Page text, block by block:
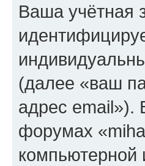
Ваша учётная
(далее «ваш
адрес email»).
форумах